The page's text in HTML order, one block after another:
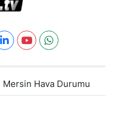
Mersin Hava Durumu